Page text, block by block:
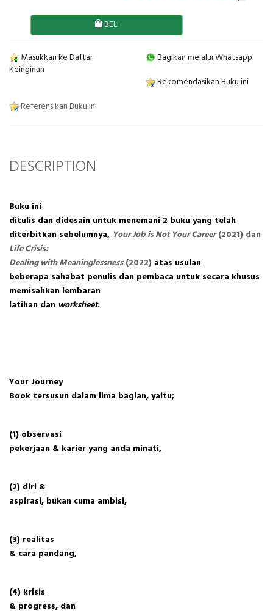
BELI
Masukkan ke Daftar
Keinginan
Bagikan melalui Whatsapp
Rekomendasikan Buku ini
Referensikan Buku ini
DESCRIPTION
Buku ini
ditulis dan didesain untuk menemani 2 buku yang telah
diterbitkan sebelumnya, Your Job is Not Your Career(2021) dan
Life Crisis:
Dealing with Meaninglessness(2022) atas usulan
beberapa sahabat penulis dan pembaca untuk secara khusus
memisahkan lembaran
latihan dan worksheet.
Your Journey
Book tersusun dalam lima bagian, yaitu;
(1) observasi
pekerjaan & karier yang anda minati,
(2) diri &
aspirasi, bukan cuma ambisi,
(3) realitas
& cara pandang,
(4) krisis
& progress, dan